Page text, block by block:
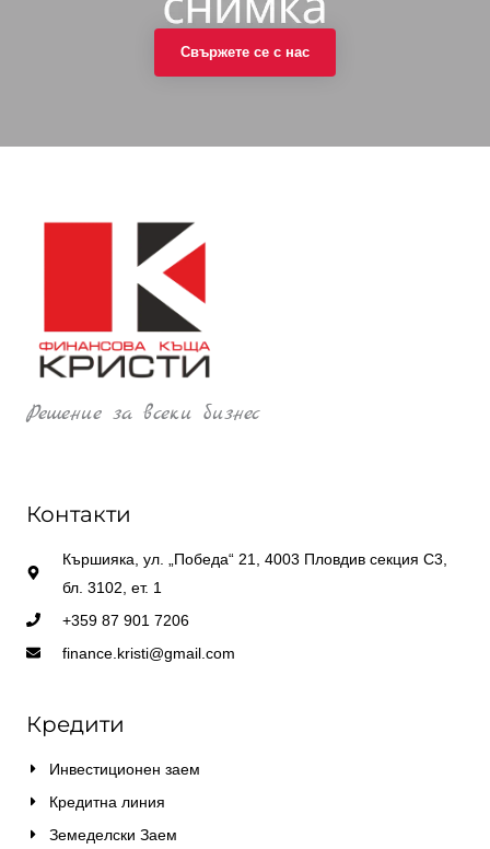
Свържете се с нас
Решение за всеки бизнес
Контакти
Кършияка, ул. „Победа“ 21, 4003 Пловдив секция С3,
бл. 3102, ет. 1
+359 87 901 7206
finance.kristi@gmail.com
Кредити
Инвестиционен заем
Кредитна линия
Земеделски Заем